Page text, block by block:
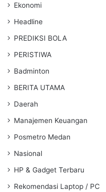
Ekonomi
Headline
PREDIKSI BOLA
PERISTIWA
Badminton
BERITA UTAMA
Daerah
Manajemen Keuangan
Posmetro Medan
Nasional
HP & Gadget Terbaru
Rekomendasi Laptop / PC